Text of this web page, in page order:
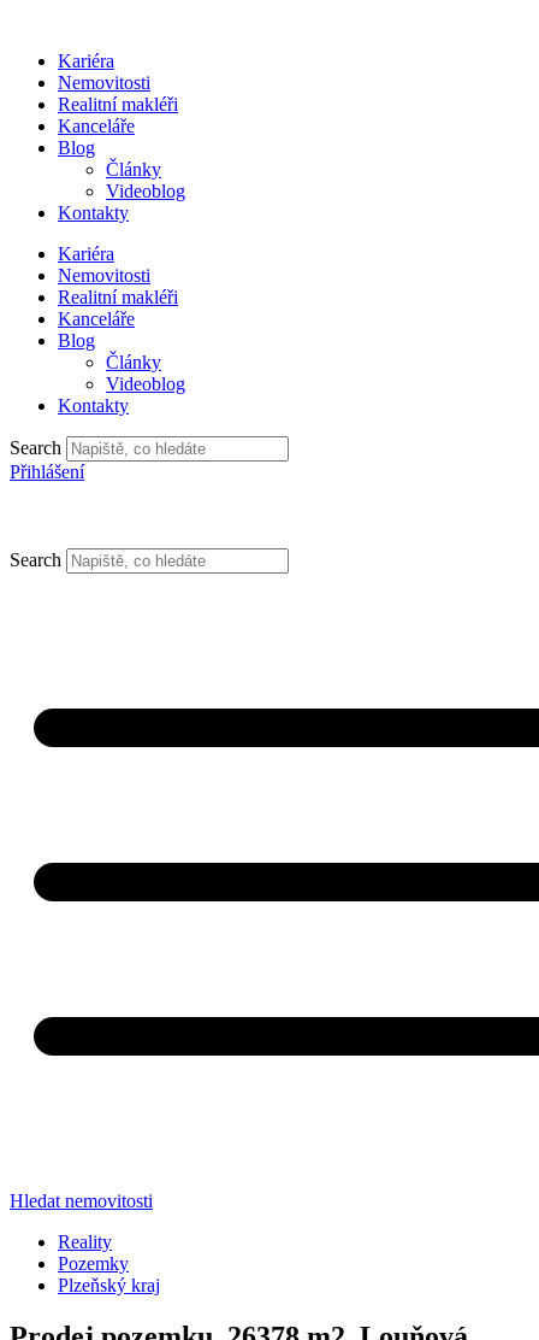
obsahuKariéra
Nemovitosti
Realitní makléři
Kanceláře
Blog
Články
Videoblog
Kontakty
Kariéra
Nemovitosti
Realitní makléři
Kanceláře
Blog
Články
Videoblog
Kontakty
Search
Přihlášení
Search
Hledat nemovitosti
Reality
Pozemky
Plzeňský kraj